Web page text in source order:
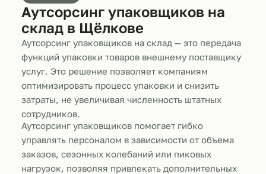
Аутсорсинг упаковщиков на
склад в Щёлкове
Аутсорсинг упаковщиков на склад — это передача
функций упаковки товаров внешнему поставщику
услуг. Это решение позволяет компаниям
оптимизировать процесс упаковки и снизить
затраты, не увеличивая численность штатных
сотрудников.
Аутсорсинг упаковщиков помогает гибко
управлять персоналом в зависимости от объема
заказов, сезонных колебаний или пиковых
нагрузок, позволяя привлекать дополнительных